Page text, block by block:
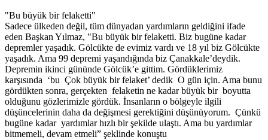
"Bu büyük bir felaketti"
Sadece ülkeden değil, tüm dünyadan yardımların geldiğini ifade
eden Başkan Yılmaz, "Bu büyük bir felaketti. Biz bugüne kadar
depremler yaşadık. Gölcükte de evimiz vardı ve 18 yıl biz Gölcükte
yaşadık. Ama 99 depremi yaşandığında biz Çanakkale’deydik.
Depremin ikinci gününde Gölcük’e gittim. Gördüklerimiz
karşısında ‘bu Çok büyük bir felaket’ dedik O gün için. Ama bunu
gördükten sonra, gerçekten felaketin ne kadar büyük bir boyutta
olduğunu gözlerimizle gördük. İnsanların o bölgeyle ilgili
düşüncelerinin daha da değişmesi gerektiğini düşünüyorum. Çünkü
bugüne kadar yardımlar hızlı bir şekilde ulaştı. Ama bu yardımlar
bitmemeli, devam etmeli” şeklinde konuştu